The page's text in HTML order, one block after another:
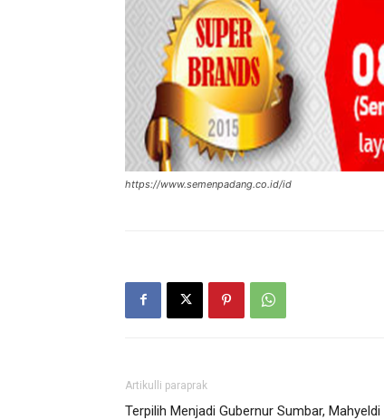
https://www.semenpadang.co.id/id
Artikulli paraprak
Terpilih Menjadi Gubernur Sumbar, Mahyeldi